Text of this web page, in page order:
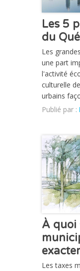
Les 5
du
Les
une part
l'activité
culturelle
urbains
Publié par :
À quoi
Les taxes